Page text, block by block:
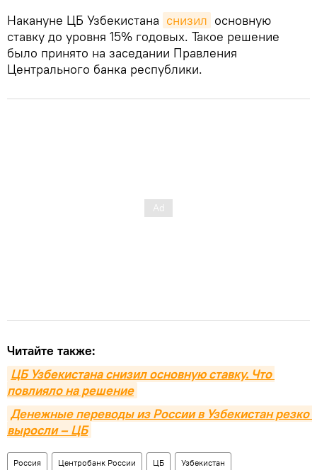
Накануне ЦБ Узбекистана снизил основную
ставку до уровня 15% годовых. Такое решение
было принято на заседании Правления
Центрального банка республики.
Читайте также:
ЦБ Узбекистана снизил основную ставку. Что
повлияло на решение
Денежные переводы из России в Узбекистан резко
выросли – ЦБ
Россия Центробанк России ЦБ Узбекистан